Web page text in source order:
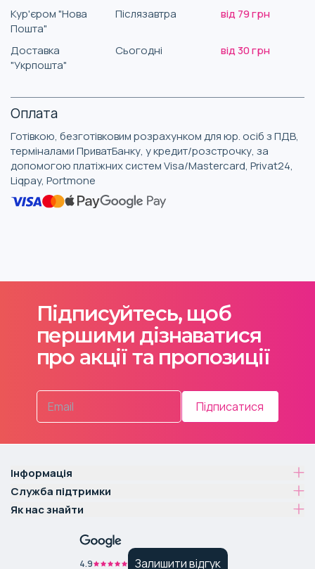
Кур'єром "Нова
Пошта"
Післязавтра від 79 грн
Доставка
"Укрпошта"
Сьогодні від 30 грн
Оплата
Готівкою, безготівковим розрахунком для юр. осіб з ПДВ,
терміналами ПриватБанку, у кредит/розстрочку, за
допомогою платіжних систем Visa/Mastercard, Privat24,
Liqpay, Portmone
Підписуйтесь, щоб
першими дізнаватися
про акції та пропозиції
Підписатися
Інформація
Служба підтримки
Як нас знайти
4.9 Залишити відгук